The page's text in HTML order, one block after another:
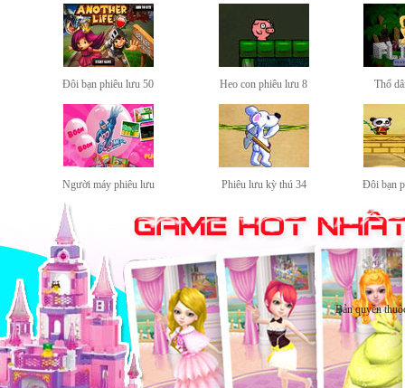
Đôi bạn phiêu lưu 50 Heo con phiêu lưu 8 Thổ
Người máy phiêu lưu Phiêu lưu kỳ thú 34 Đôi bạn
Bản quyền